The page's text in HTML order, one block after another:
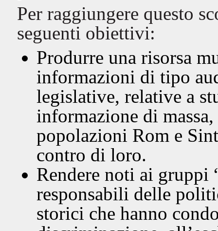
Per raggiungere questo
seguenti obiettivi:
Produrre una risorsa
informazioni di tipo
legislative, relative a
informazione di
popolazioni Rom e
contro di loro.
Rendere noti ai gruppi
responsabili delle
storici che hanno